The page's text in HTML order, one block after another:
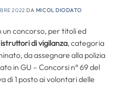
2022 DA MICOL DIODATO
un concorso, per titoli ed
istruttori di vigilanza, categoria
da assegnare alla polizia
in GU – Concorsi n° 69 del
di 1 posto ai volontari delle